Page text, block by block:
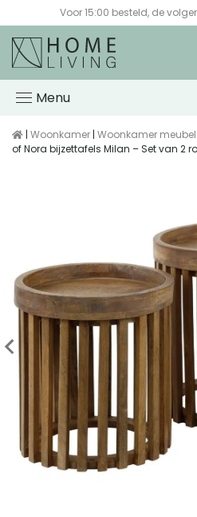
Voor 15:00 besteld, de
Menu
| Woonkamer | Woonkamer
of Nora bijzettafels Milan – Set van 2